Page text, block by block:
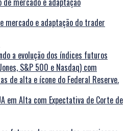
mercado e adaptação do trader
em Alta com Expectativa de Corte de